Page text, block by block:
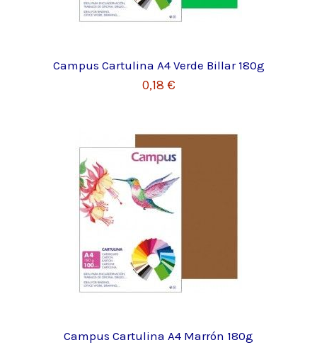
Campus Cartulina A4 Verde Billar 180g
0,18 €
Campus Cartulina A4 Marrón 180g